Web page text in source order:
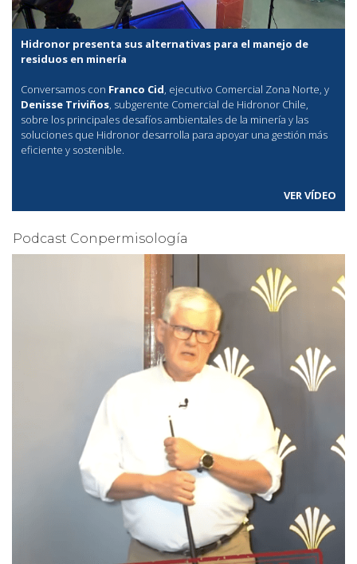
Hidronor presenta sus alternativas para el manejo de
residuos en minería
Conversamos con Franco Cid, ejecutivo Comercial Zona Norte, y
Denisse Triviños, subgerente Comercial de Hidronor Chile,
sobre los principales desafíos ambientales de la minería y las
soluciones que Hidronor desarrolla para apoyar una gestión más
eficiente y sostenible.
VER VÍDEO
Podcast Conpermisología